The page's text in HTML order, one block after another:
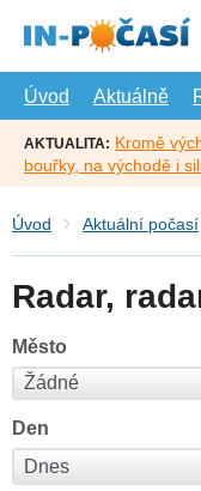
hlavní
Úvod
Aktuálně
AKTUALITA: Kromě
bouřky, na východě i
Úvod Aktuální počasí
Radar,
Město
Den